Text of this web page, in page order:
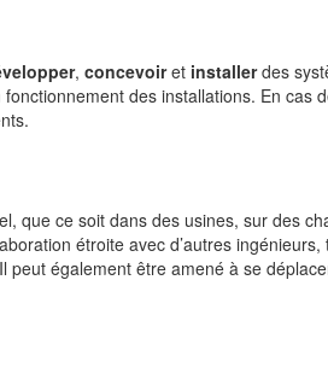
, concevoiret installerdes
des installations. En cas
que ce soit dans des usines, sur des
étroite avec d’autres ingénieurs,
peut également être amené à se